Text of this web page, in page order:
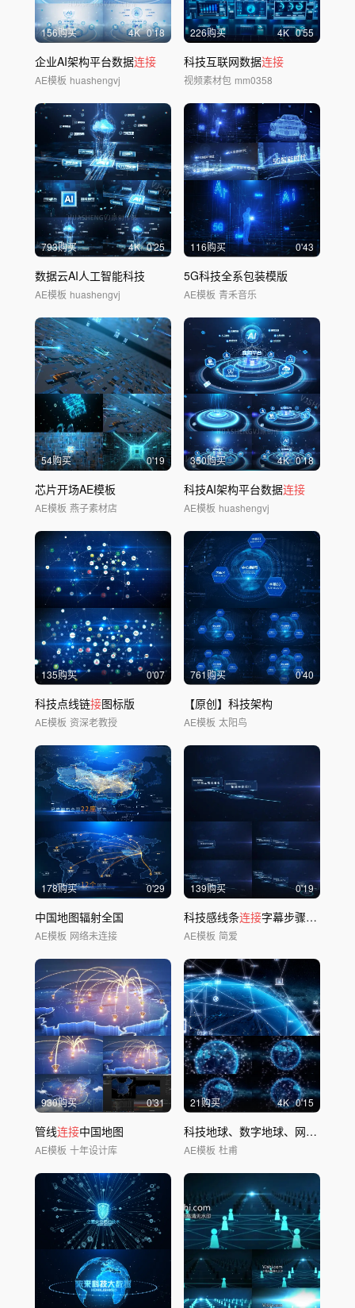
156购买 4K 0'18
企业AI架构平台数据连接
AE模板 huashengvj
226购买 4K 0'55
科技互联网数据连接
视频素材包 mm0358
793购买 4K 0'25
数据云AI人工智能科技
AE模板 huashengvj
116购买 0'43
5G科技全系包装模版
AE模板 青禾音乐
54购买 0'19
芯片开场AE模板
AE模板 燕子素材店
350购买 4K 0'18
科技AI架构平台数据连接
AE模板 huashengvj
135购买 0'07
科技点线链接图标版
AE模板 资深老教授
761购买 0'40
【原创】科技架构
AE模板 太阳鸟
178购买 0'29
中国地图辐射全国
AE模板 网络未连接
139购买 0'19
科技感线条连接字幕步骤流程
AE模板 简爱
930购买 0'31
管线连接中国地图
AE模板 十年设计库
21购买 4K 0'15
科技地球、数字地球、网络地球
AE模板 杜甫